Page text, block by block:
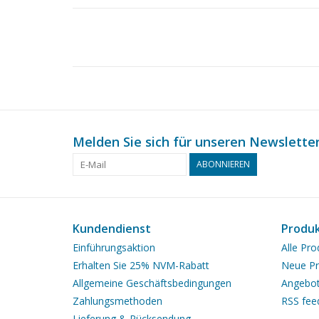
Melden Sie sich für unseren
ABONNIEREN
Kundendienst
Einführungsaktion
Erhalten Sie 25% NVM-Rabatt
Allgemeine Geschäftsbedingungen
Zahlungsmethoden
Alle
Neue
RSS